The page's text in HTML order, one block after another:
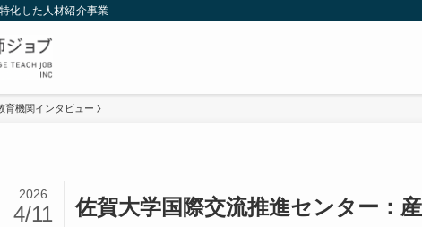
化した人材紹介事業
育機関インタビュー
佐賀大学国際交流推進センター：
2026
4/11